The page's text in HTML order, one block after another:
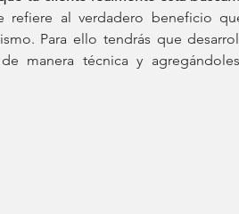
al verdadero beneficio
Para ello tendrás que
manera técnica y